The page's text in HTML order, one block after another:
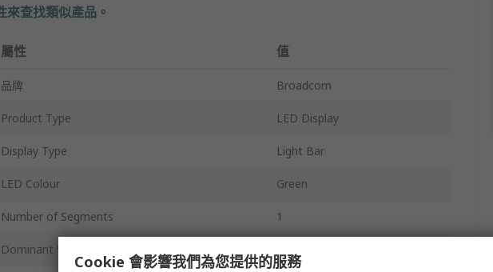
查找類似產品。
屬性 值
品牌 Broadcom
Product Type LED Display
Display Type Light Bar
LED Colour Green
Number of Segments 1
Dominant Wavelength
Cookie 會影響我們為您提供的服務